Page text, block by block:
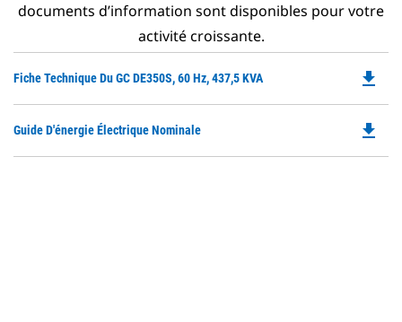
documents d’information sont disponibles pour votre
activité croissante.
Fiche Technique Du GC DE350S, 60 Hz, 437,5 KVA
a
file_download
Guide D'énergie Électrique Nominale file_download